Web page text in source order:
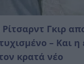
Γκιρ
– Και
κρατά νέο